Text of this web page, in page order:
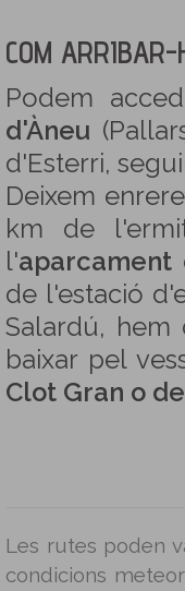
COM
Podem
d'Àneu
d'Esterri,
Deixem
km de
l'
de l'estació
Salardú, hem
baixar pel
Clot Gran o
Les rutes poden
condicions